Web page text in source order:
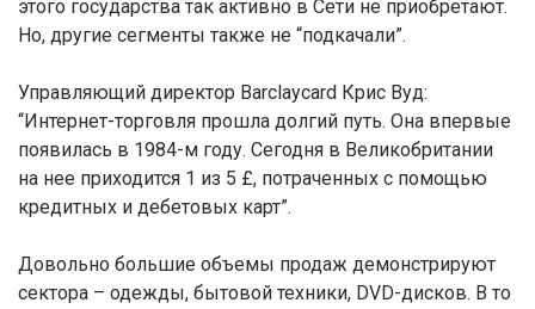
этого государства так активно в Сети не приобретают.
Но, другие сегменты также не “подкачали”.
Управляющий директор Barclaycard Крис Вуд:
“Интернет-торговля прошла долгий путь. Она впервые
появилась в 1984-м году. Сегодня в Великобритании
на нее приходится 1 из 5 £, потраченных с помощью
кредитных и дебетовых карт”.
Довольно большие объемы продаж демонстрируют
сектора – одежды, бытовой техники, DVD-дисков. В то